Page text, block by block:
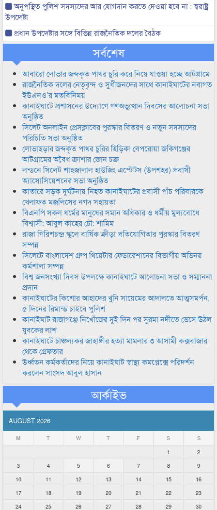
অনুপস্থিত পুলিশ সদস্যদের আর যোগদান করতে দেওয়া হবে না : স্বরাষ্ট্র
উপদেষ্টা
প্রধান উপদেষ্টার সঙ্গে বিভিন্ন রাজনৈতিক দলের বৈঠক
সর্বশেষ
আবারো লোভার জব্দকৃত পাথর চুরি করে নিয়ে যাওয়া হচ্ছে আটগ্রামে
রাজনৈতিক দলের নেতৃবৃন্দ ও সুধীজনদের সাথে কানাইঘাটের নবাগত
ইউএনও’র মতবিনিময়
কানাইঘাটে প্রশাসনের উদ্যোগে গণঅভ্যুত্থান দিবসের আলোচনা সভা
অনুষ্ঠিত
সিলেট অনলাইন প্রেসক্লাবের পুরস্কার বিতরণ ও নতুন সদস্যদের
পরিচিতি সভা অনুষ্ঠিত
লোভাছড়ার জব্দকৃত পাথর চুরির হিড়িক! বেপরোয়া জকিগঞ্জের
আটগ্রামের অবৈধ ক্রাশার জোন চক্র
লন্ডনে সিলেট শাহজালাল হাউজিং এস্টেটস (উপশহর) প্রবাসী
অ্যাসোসিয়েশনের সভা অনুষ্ঠিত
কাতারে সড়ক দুর্ঘটনায় নিহত কানাইঘাটের প্রবাসী পাঁচ পরিবারকে
খেলাফত মজলিসের নগদ সহায়তা
বিএনপি সকল ধর্মের মানুষের সমান অধিকার ও ধর্মীয় মুল্যবোধে
বিশ্বাসী: আবুল কাহের চৌ: শামিম
রাজা গিরিশচন্দ্র স্কুলে বার্ষিক ক্রীড়া প্রতিযোগিতার পুরস্কার বিতরণ
সম্পন্ন
সিলেটে বাংলাদেশ গ্রুপ থিয়েটার ফেডারেশানের বিভাগীয় অভিনয়
কর্মশালা সম্পন্ন
বিশ্ব জনসংখ্যা দিবস উপলক্ষে কানাইঘাটে আলোচনা সভা ও সম্মাননা
প্রদান
কানাইঘাটের কিশোর আহাদের খুনি সায়েমের আদালতে আত্মসমর্পন,
৫ দিনের রিমান্ড চাইবে পুলিশ
কানাইঘাট রাজাগঞ্জে নিখোঁজের দুই দিন পর সুরমা নদীতে ভেসে উঠল
যুবকের লাশ
কানাইঘাটে চাঞ্চল্যকর জাহাঙ্গীর হত্যা মামলার ৩ আসামী কক্সবাজার
থেকে গ্রেফতার
উর্ধ্বতন কর্মকর্তাদের নিয়ে কানাইঘাট স্বাস্থ্য কমপ্লেক্সে পরিদর্শন
করলেন সাংসদ আবুল হাসান
আর্কাইভ
AUGUST 2026
M T W T F S S
1
2
3
4 5 6 7 8
9
10
11 12 13 14 15
16
17
18 19 20 21 22
23
24
25 26 27 28 29 30